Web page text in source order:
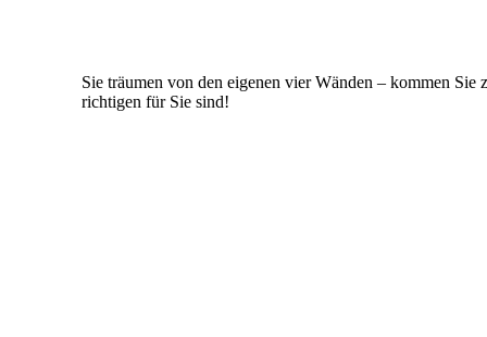
Sie träumen von den eigenen vier Wänden – kommen Sie
richtigen für Sie sind!